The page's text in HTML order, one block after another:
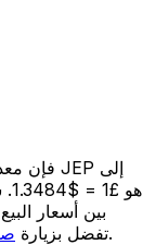
بين أسعار
تكلفة هذا التحويل مع Xe، تفضل بزيارة.